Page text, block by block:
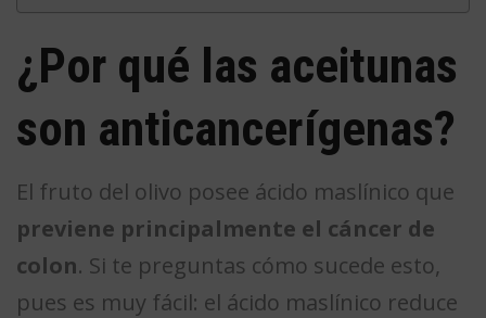
¿Por qué las aceitunas
son anticancerígenas?
El fruto del olivo posee ácido maslínico que
previene principalmente el cáncer de
colon. Si te preguntas cómo sucede esto,
pues es muy fácil: el ácido maslínico reduce